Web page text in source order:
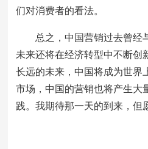
们对消费者的看法。
总之，中国营销过去曾经与
未来还将在经济转型中不断创
长远的未来，中国将成为世界
市场，中国的营销也将产生大
践。我期待那一天的到来，但